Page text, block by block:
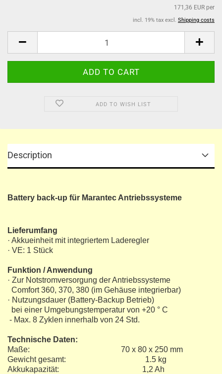
171,36 EUR per
incl. 19% tax excl. Shipping costs
ADD TO WISH LIST
Description
Battery back-up für Marantec Antriebssysteme
Lieferumfang
· Akkueinheit mit integriertem Laderegler
· VE: 1 Stück
Funktion / Anwendung
· Zur Notstromversorgung der Antriebssysteme
Comfort 360, 370, 380 (im Gehäuse integrierbar)
· Nutzungsdauer (Battery-Backup Betrieb)
bei einer Umgebungstemperatur von +20 ° C
- Max. 8 Zyklen innerhalb von 24 Std.
Technische Daten:
Maße: 70 x 80 x 250 mm
Gewicht gesamt: 1.5 kg
Akkukapazität: 1,2 Ah